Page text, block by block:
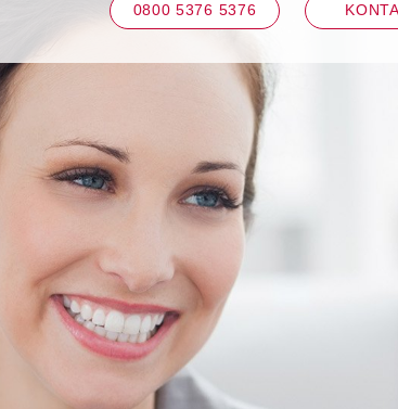
0800 5376 5376